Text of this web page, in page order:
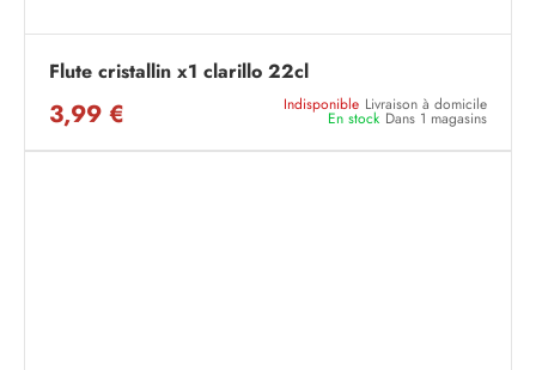
Flute cristallin x1 clarillo 22cl
3,99 € Indisponible Livraison à domicile
En stock Dans 1 magasins